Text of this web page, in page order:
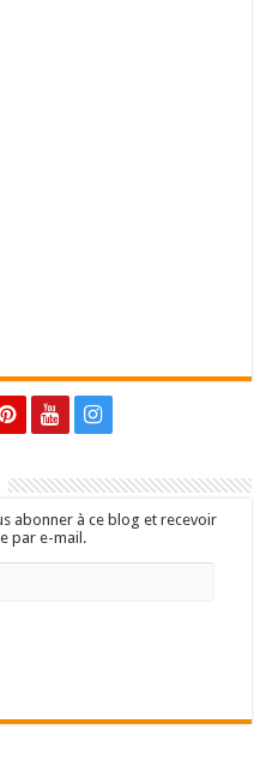
abonner à ce blog et recevoir
par e-mail.